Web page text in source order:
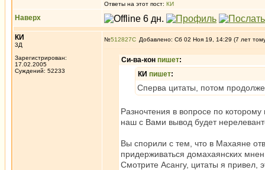
Ответы на этот пост: КИ
Наверх
КИ
3Д
Зарегистрирован:
17.02.2005
Суждений: 52233
№512827 Добавлено: Сб 02 Ноя 19, 14:29 (7 лет
Си-ва-кон пишет:
КИ пишет:
Сперва цитаты, потом
Разночтения в вопросе по
наш с Вами вывод будет
Вы спорили с тем, что в Махаяне
придерживаться домахаянских
Смотрите Асангу, цитаты я привел,